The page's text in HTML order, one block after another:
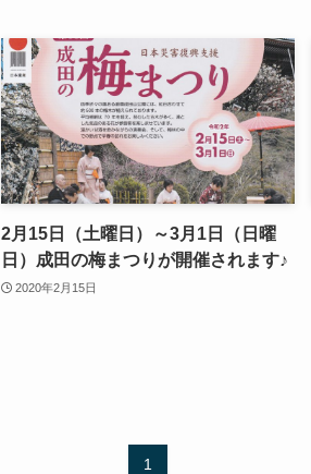
2月15日（土曜日）～3月1日（日曜
日）成田の梅まつりが開催されます♪
2020年2月15日
1